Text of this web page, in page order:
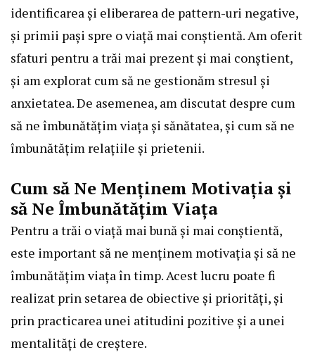
identificarea și eliberarea de pattern-uri negative,
și primii pași spre o viață mai conștientă. Am oferit
sfaturi pentru a trăi mai prezent și mai conștient,
și am explorat cum să ne gestionăm stresul și
anxietatea. De asemenea, am discutat despre cum
să ne îmbunătățim viața și sănătatea, și cum să ne
îmbunătățim relațiile și prietenii.
Cum să Ne Menținem Motivația și
să Ne Îmbunătățim Viața
Pentru a trăi o viață mai bună și mai conștientă,
este important să ne menținem motivația și să ne
îmbunătățim viața în timp. Acest lucru poate fi
realizat prin setarea de obiective și priorități, și
prin practicarea unei atitudini pozitive și a unei
mentalități de creștere.